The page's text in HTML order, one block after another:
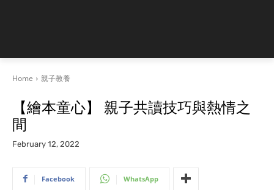
Home 親子教養
【繪本童心】 親子共讀技巧與熱情之
間
February 12, 2022
Facebook WhatsApp